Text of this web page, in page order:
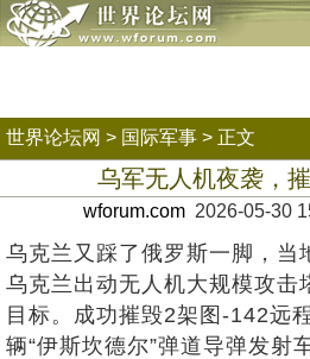
世界论坛网 > 国际军事 > 正文
乌军无人机夜袭，
wforum.com 2026-05-30
乌克兰又踩了俄罗斯一脚，当
乌克兰出动无人机大规模攻击
目标。成功摧毁2架图-142远
辆“伊斯坎德尔”弹道导弹发射